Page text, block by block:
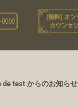
de test からのお知らせ